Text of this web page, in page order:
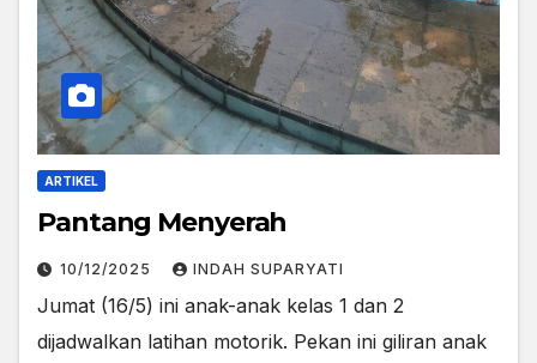
ARTIKEL
Pantang Menyerah
10/12/2025 INDAH SUPARYATI
Jumat (16/5) ini anak-anak kelas 1 dan 2
dijadwalkan latihan motorik. Pekan ini giliran anak